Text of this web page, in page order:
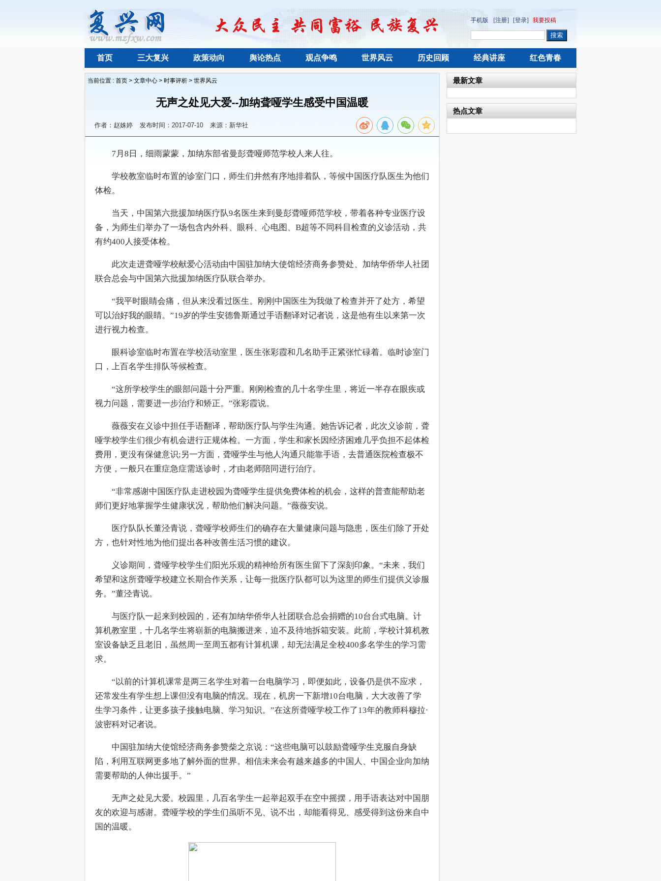
手机版 [注册] [登录] 我要投稿
首页 三大复兴 政策动向 舆论热点 观点争鸣 世界风云 历史回顾 经典讲座 红色青春
当前位置 : 首页 > 文章中心 > 时事评析 > 世界风云
无声之处见大爱--加纳聋哑学生感受中国温暖
作者：赵姝婷 发布时间：2017-07-10 来源：新华社
7月8日，细雨蒙蒙，加纳东部省曼彭聋哑师范学校人来人往。
学校教室临时布置的诊室门口，师生们井然有序地排着队，等候中国医疗队医生为他们
体检。
当天，中国第六批援加纳医疗队9名医生来到曼彭聋哑师范学校，带着各种专业医疗设
备，为师生们举办了一场包含内外科、眼科、心电图、B超等不同科目检查的义诊活动，共
有约400人接受体检。
此次走进聋哑学校献爱心活动由中国驻加纳大使馆经济商务参赞处、加纳华侨华人社团
联合总会与中国第六批援加纳医疗队联合举办。
“我平时眼睛会痛，但从来没看过医生。刚刚中国医生为我做了检查并开了处方，希望
可以治好我的眼睛。”19岁的学生安德鲁斯通过手语翻译对记者说，这是他有生以来第一次
进行视力检查。
眼科诊室临时布置在学校活动室里，医生张彩霞和几名助手正紧张忙碌着。临时诊室门
口，上百名学生排队等候检查。
“这所学校学生的眼部问题十分严重。刚刚检查的几十名学生里，将近一半存在眼疾或
视力问题，需要进一步治疗和矫正。”张彩霞说。
薇薇安在义诊中担任手语翻译，帮助医疗队与学生沟通。她告诉记者，此次义诊前，聋
哑学校学生们很少有机会进行正规体检。一方面，学生和家长因经济困难几乎负担不起体检
费用，更没有保健意识;另一方面，聋哑学生与他人沟通只能靠手语，去普通医院检查极不
方便，一般只在重症急症需送诊时，才由老师陪同进行治疗。
“非常感谢中国医疗队走进校园为聋哑学生提供免费体检的机会，这样的普查能帮助老
师们更好地掌握学生健康状况，帮助他们解决问题。”薇薇安说。
医疗队队长董泾青说，聋哑学校师生们的确存在大量健康问题与隐患，医生们除了开处
方，也针对性地为他们提出各种改善生活习惯的建议。
义诊期间，聋哑学校学生们阳光乐观的精神给所有医生留下了深刻印象。“未来，我们
希望和这所聋哑学校建立长期合作关系，让每一批医疗队都可以为这里的师生们提供义诊服
务。”董泾青说。
与医疗队一起来到校园的，还有加纳华侨华人社团联合总会捐赠的10台台式电脑。计
算机教室里，十几名学生将崭新的电脑搬进来，迫不及待地拆箱安装。此前，学校计算机教
室设备缺乏且老旧，虽然周一至周五都有计算机课，却无法满足全校400多名学生的学习需
求。
“以前的计算机课常是两三名学生对着一台电脑学习，即便如此，设备仍是供不应求，
还常发生有学生想上课但没有电脑的情况。现在，机房一下新增10台电脑，大大改善了学
生学习条件，让更多孩子接触电脑、学习知识。”在这所聋哑学校工作了13年的教师科穆拉·
波密科对记者说。
中国驻加纳大使馆经济商务参赞柴之京说：“这些电脑可以鼓励聋哑学生克服自身缺
陷，利用互联网更多地了解外面的世界。相信未来会有越来越多的中国人、中国企业向加纳
需要帮助的人伸出援手。”
无声之处见大爱。校园里，几百名学生一起举起双手在空中摇摆，用手语表达对中国朋
友的欢迎与感谢。聋哑学校的学生们虽听不见、说不出，却能看得见、感受得到这份来自中
国的温暖。
最新文章
热点文章